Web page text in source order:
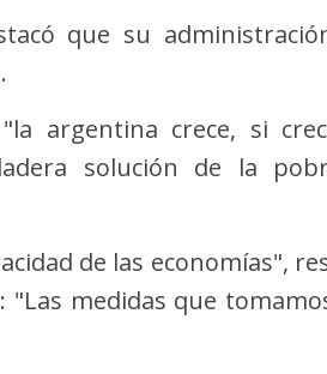
que su
argentina crece, si
solución de la
de las economías",
medidas que